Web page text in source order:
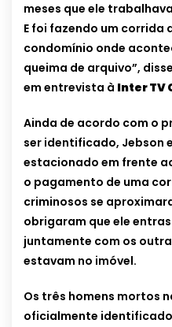
meses que ele
E foi fazendo um corrida
condomínio onde
queima de arquivo”,
em entrevista à Inter TV
Ainda de acordo com o
ser identificado, Jebson
estacionado em frente
o pagamento de uma
criminosos se
obrigaram que ele
juntamente com os
estavam no imóvel.
Os três homens mortos
oficialmente